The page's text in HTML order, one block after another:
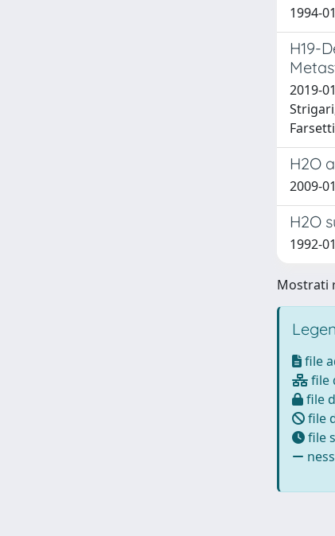
1994-
H19-
2019-
H2O
2009-
H2O
1992-
Mostrati
file
file
file
file
file